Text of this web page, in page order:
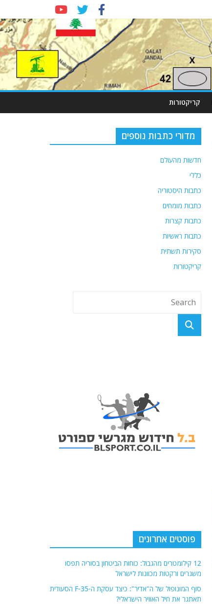
קריקטורות
מדורי כתבות נוספים
חדשות מהעולם
כללי
כתבות היסטוריה
כתבות מומחים
כתבות קצרות
כתבות ראשיות
סקירות תשתית
קריקטורות
פוסטים אחרונים
12 קילומטרים מהגבול: כוחות הביטחון בסוריה תפסו
משגרים ורקטות מכוונות לישראל
סוף המונופול של ה"אדיר": כיצד עסקת ה-F-35 הסעודית
תאתגר את חיל האוויר הישראלי?